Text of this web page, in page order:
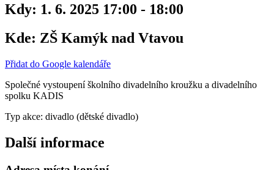
Kdy: 1. 6. 2025 17:00 - 18:00
Kde: ZŠ Kamýk nad Vtavou
Přidat do Google kalendáře
Společné vystoupení školního divadelního kroužku a divadelního
spolku KADIS
Typ akce: divadlo (dětské divadlo)
Další informace